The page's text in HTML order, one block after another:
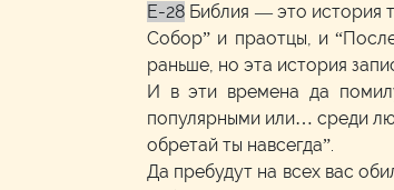
E-28 Библия — это история
Собор” и праотцы, и
раньше, но эта история
И в эти времена да
популярными или… среди
обретай ты навсегда”.
Да пребудут на всех вас